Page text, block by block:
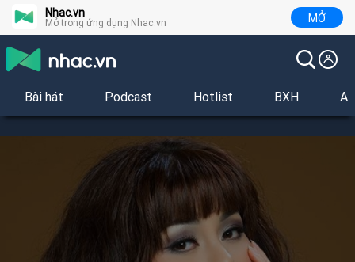
Nhac.vn
Mở trong ứng dụng Nhac.vn MỞ
Bài hát Podcast Hotlist BXH